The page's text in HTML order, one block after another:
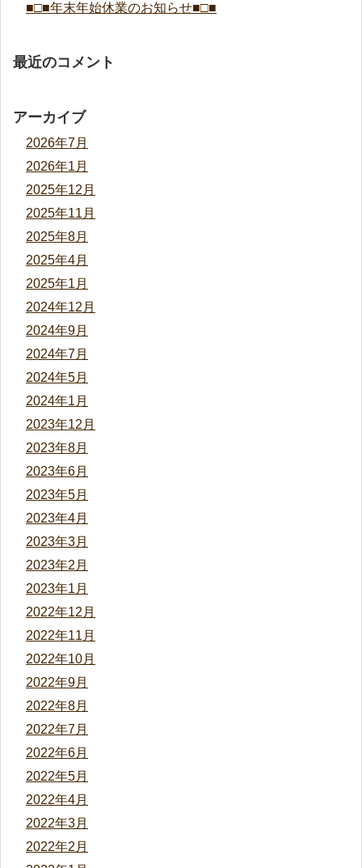
■□■年末年始休業のお知らせ■□■
最近のコメント
アーカイブ
2026年7月
2026年1月
2025年12月
2025年11月
2025年8月
2025年4月
2025年1月
2024年12月
2024年9月
2024年7月
2024年5月
2024年1月
2023年12月
2023年8月
2023年6月
2023年5月
2023年4月
2023年3月
2023年2月
2023年1月
2022年12月
2022年11月
2022年10月
2022年9月
2022年8月
2022年7月
2022年6月
2022年5月
2022年4月
2022年3月
2022年2月